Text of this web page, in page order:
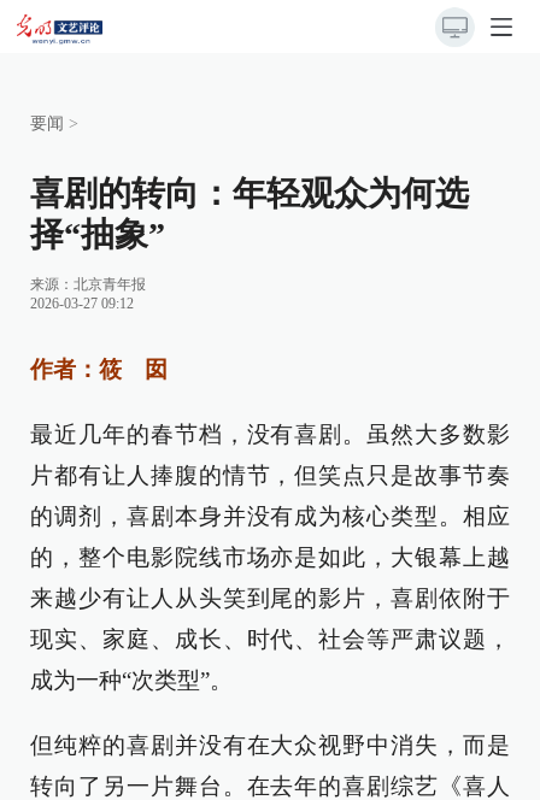
要闻 >
喜剧的转向：年轻观众为何选
择“抽象”
来源： 北京青年报
2026-03-27 09:12
作者：筱 囡
最近几年的春节档，没有喜剧。虽然大多数影
片都有让人捧腹的情节，但笑点只是故事节奏
的调剂，喜剧本身并没有成为核心类型。相应
的，整个电影院线市场亦是如此，大银幕上越
来越少有让人从头笑到尾的影片，喜剧依附于
现实、家庭、成长、时代、社会等严肃议题，
成为一种“次类型”。
但纯粹的喜剧并没有在大众视野中消失，而是
转向了另一片舞台。在去年的喜剧综艺《喜人